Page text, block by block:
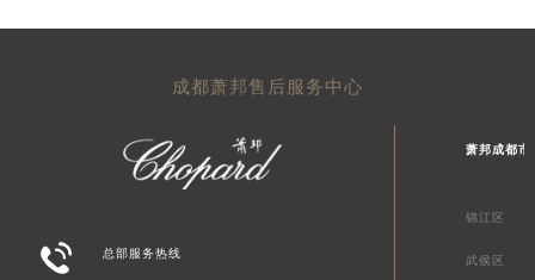
成都萧邦售后服务中心
 总部服务热线
萧邦成都市
锦江区
武侯区